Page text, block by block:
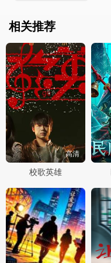
相关推荐
高清
校歌英雄